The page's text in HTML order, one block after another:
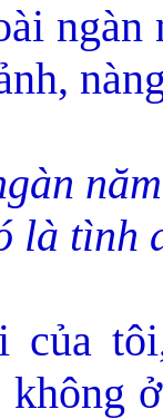
là tình
của